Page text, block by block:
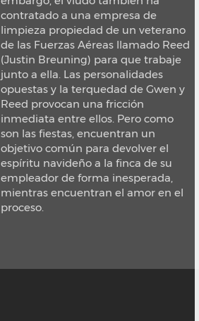
contratado a una empresa de
limpieza propiedad de un veterano
de las Fuerzas Aéreas llamado Reed
(Justin Breuning) para que trabaje
junto a ella. Las personalidades
opuestas y la terquedad de Gwen y
Reed provocan una fricción
inmediata entre ellos. Pero como
son las fiestas, encuentran un
objetivo común para devolver el
espíritu navideño a la finca de su
empleador de forma inesperada,
mientras encuentran el amor en el
proceso.